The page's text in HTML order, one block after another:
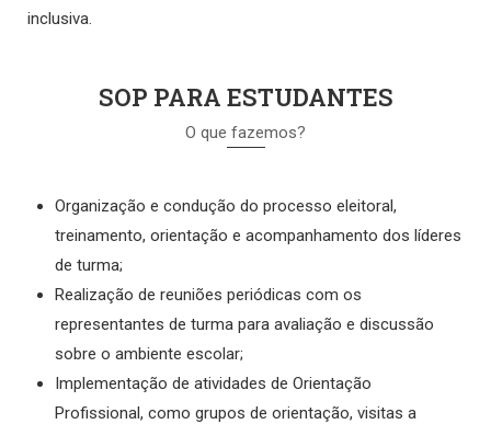
inclusiva.
SOP PARA ESTUDANTES
O que fazemos?
Organização e condução do processo eleitoral,
treinamento, orientação e acompanhamento dos líderes
de turma;
Realização de reuniões periódicas com os
representantes de turma para avaliação e discussão
sobre o ambiente escolar;
Implementação de atividades de Orientação
Profissional, como grupos de orientação, visitas a